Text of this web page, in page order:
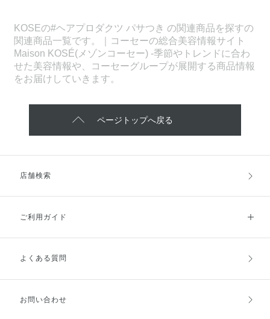
KOSEの#ヘアプロダクツ パサつき の関連商品を探すの
関連商品一覧です。｜コーセーの総合美容情報サイト
Maison KOSÉ(メゾンコーセー) -季節やトレンドに合わ
せた美容情報や、コーセーグループが展開する商品情報
をお届けしていきます。
ページトップへ戻る
店舗検索
ご利用ガイド
ご利用ガイドトップ
お支払方法
よくある質問
お問い合わせ